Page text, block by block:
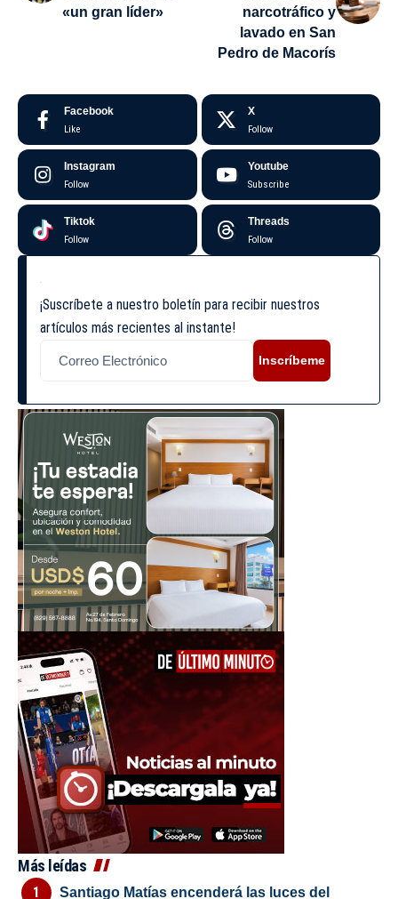
«un gran líder»
narcotráfico y
lavado en San
Pedro de Macorís
Facebook
Like
X
Follow
Instagram
Follow
Youtube
Subscribe
Tiktok
Follow
Threads
Follow
¡Suscríbete a nuestro boletín para recibir nuestros
artículos más recientes al instante!
Inscríbeme
Más leídas
Santiago Matías encenderá las luces del